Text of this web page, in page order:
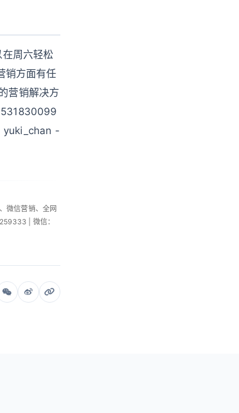
周六轻松
销方面有任
营销解决方
yuki_chan -
微信营销、全网
| 微信：